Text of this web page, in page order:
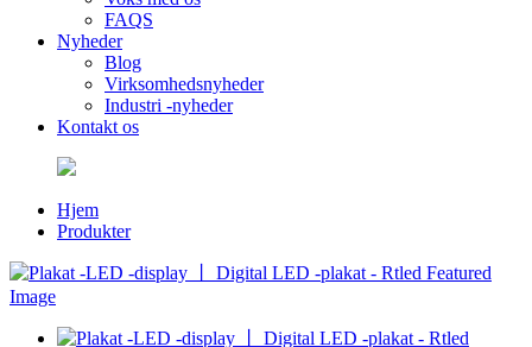
FAQS
Nyheder
Blog
Virksomhedsnyheder
Industri -nyheder
Kontakt os
Hjem
Produkter